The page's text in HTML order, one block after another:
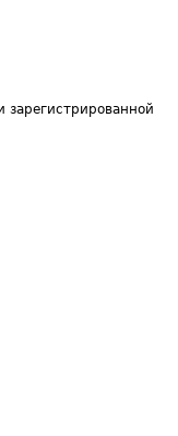
зарегистрированной